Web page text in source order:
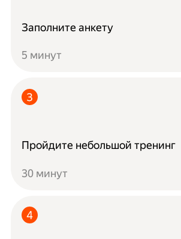
Заполните анкету
5 минут
Пройдите небольшой тренинг
30 минут